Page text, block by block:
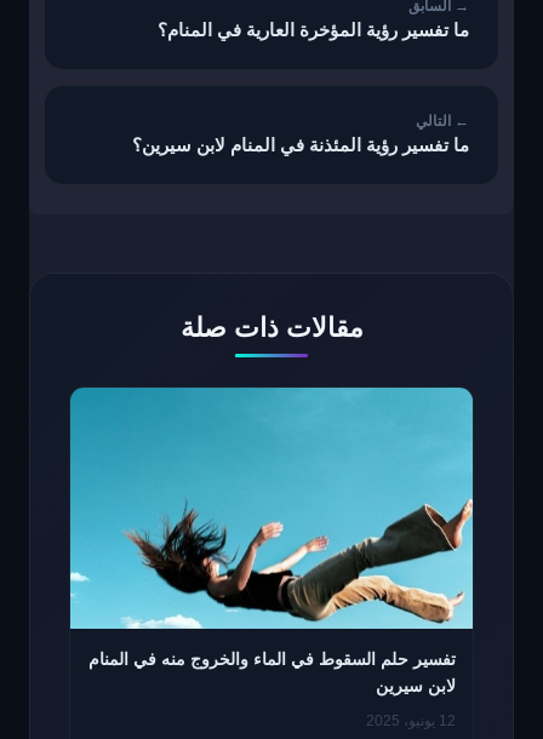
ما تفسير رؤية المؤخرة العارية في المنام؟
ما تفسير رؤية المئذنة في المنام لابن سيرين؟
مقالات ذات صلة
تفسير حلم السقوط في الماء والخروج منه في المنام
لابن سيرين
12 يونيو، 2025